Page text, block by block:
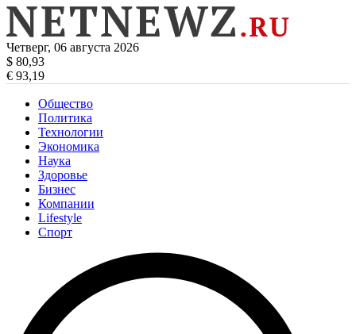
Четверг, 06 августа 2026
$ 80,93
€ 93,19
Общество
Политика
Технологии
Экономика
Наука
Здоровье
Бизнес
Компании
Lifestyle
Спорт